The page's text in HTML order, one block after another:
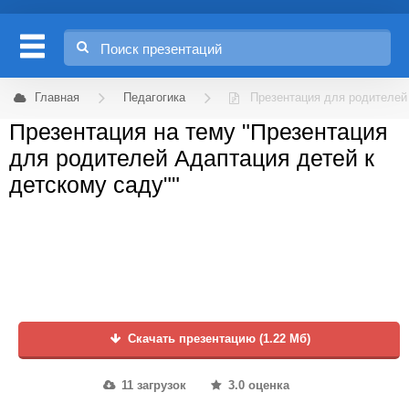
Главная Педагогика Презентация для
Презентация на тему "Презентация
для родителей Адаптация детей к
детскому саду""
Скачать презентацию (1.22 Мб)
11 загрузок 3.0 оценка